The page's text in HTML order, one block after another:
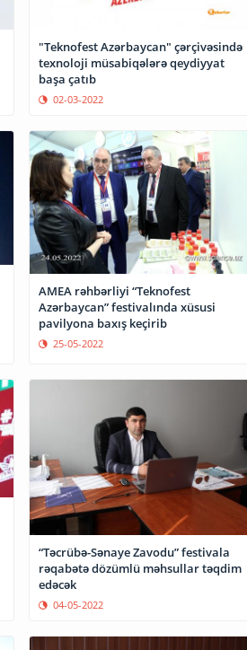
"Teknofest Azərbaycan" çərçivəsində
texnoloji müsabiqələrə qeydiyyat
başa çatıb
02-03-2022
AMEA rəhbərliyi “Teknofest
Azərbaycan” festivalında xüsusi
pavilyona baxış keçirib
25-05-2022
“Təcrübə-Sənaye Zavodu” festivala
rəqabətə dözümlü məhsullar təqdim
edəcək
04-05-2022